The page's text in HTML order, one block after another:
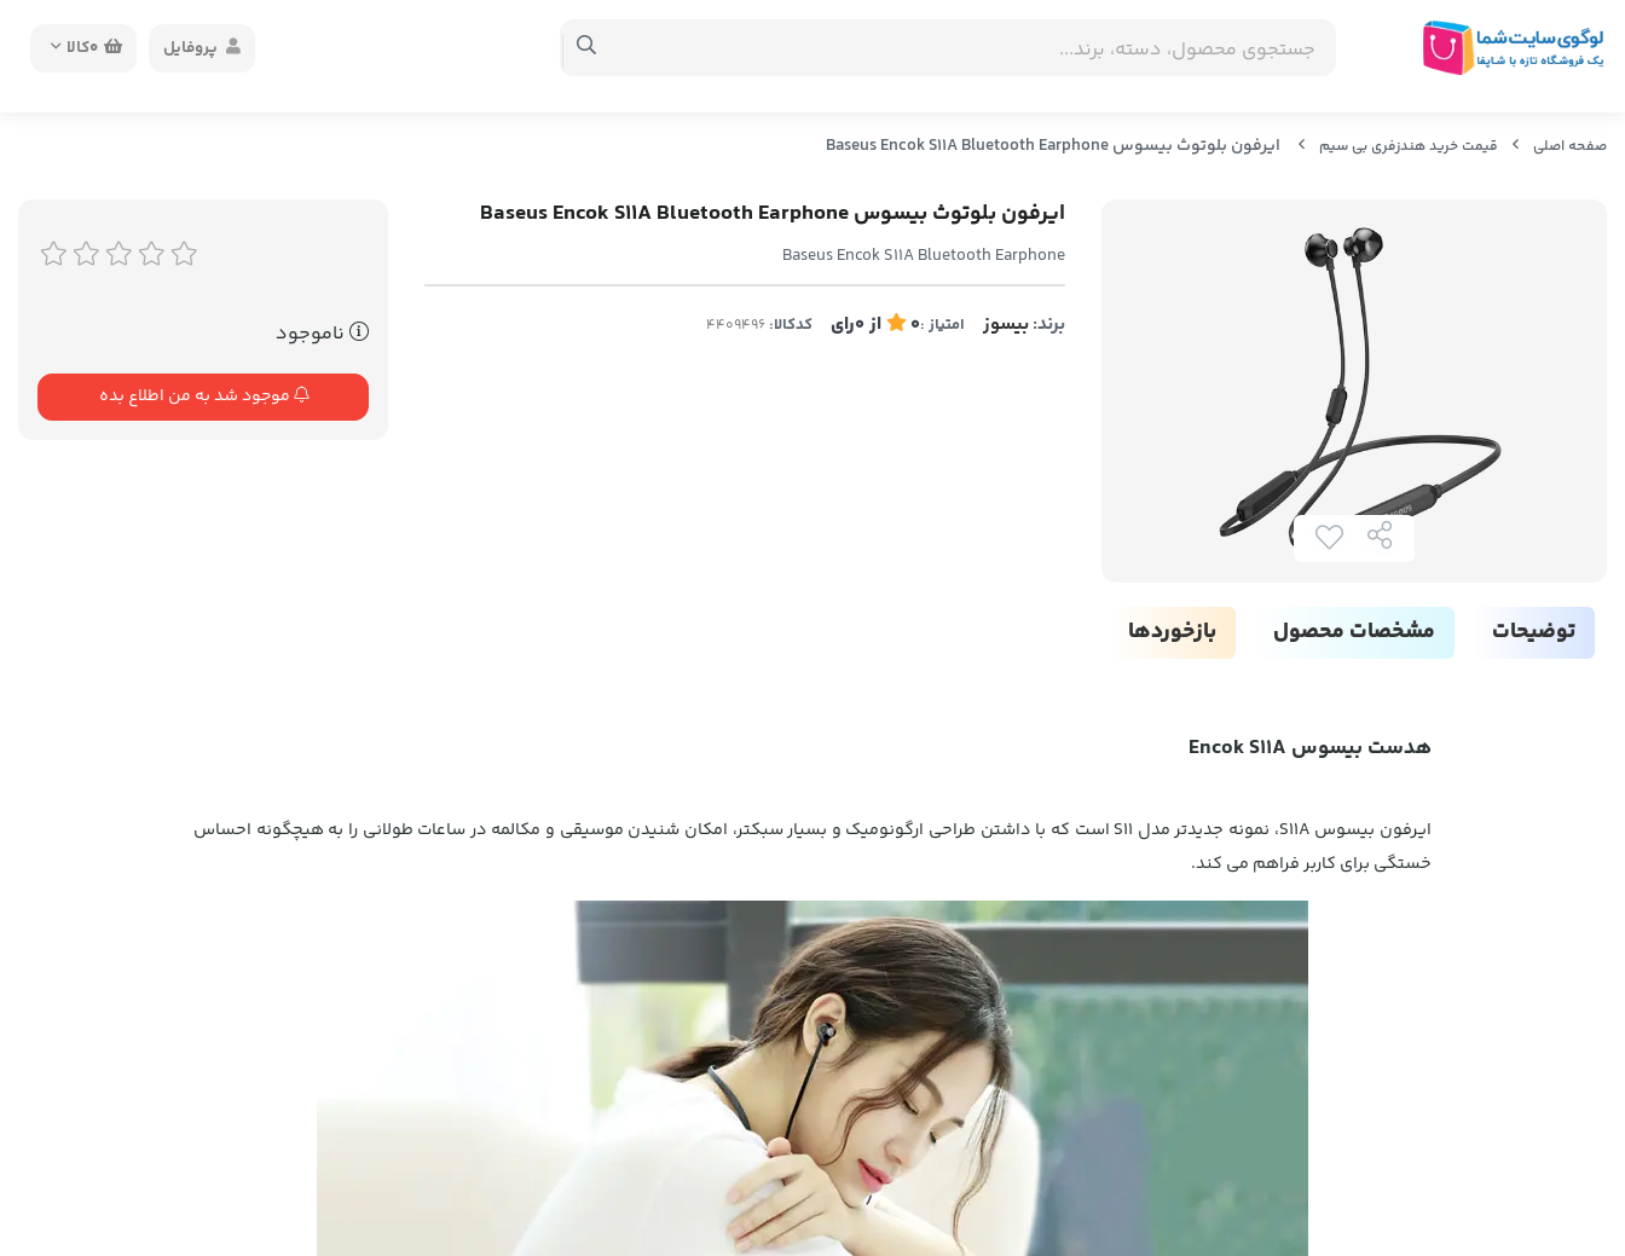
0کالا پروفایل
صفحه اصلی قیمت خرید هندزفری بی سیم ایرفون بلوتوث بیسوس Baseus Encok S11A Bluetooth Earphone
ایرفون بلوتوث بیسوس Baseus Encok S11A Bluetooth Earphone
Baseus Encok S11A Bluetooth Earphone
برند:بیسوز امتیاز :0 از 0رای کدکالا: ناموجود
موجود شد به من اطلاع بده
توضیحات مشخصات محصول بازخوردها
هدست بیسوس Encok S11A
ایرفون بیسوس S11A، نمونه جدیدتر مدل S11 است که با داشتن طراحی ارگونومیک و بسیار سبکتر، امکان شنیدن موسیقی و مکالمه در ساعات طولانی را به هیچگونه احساس
خستگی برای کاربر فراهم می کند.